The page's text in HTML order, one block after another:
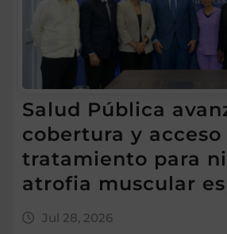
Salud Pública
cobertura y acceso
tratamiento para
atrofia muscular
Jul 28, 2026